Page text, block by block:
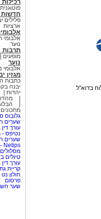
יבנה, ואני מחכה לפגוש
הלב והמחויבות שלי למגרש."
נחשף? צילומים מאירוע
בדוא"ל
רכילות
פוטוגנית
חדשות
פלילים
ארציות
אלבומי
נוער
תרבות
מופעים
נוער
אלבומי
מגזין
כתבות
יבנה
יהדות
מתכונים
גלובוס
שערים
עורך
נטיפס
שערים
Netips -רשת חברתית לחכמת ההמונים
מסלולים
טיולים
עורך
קריית
חולון נט
פרסום
שער